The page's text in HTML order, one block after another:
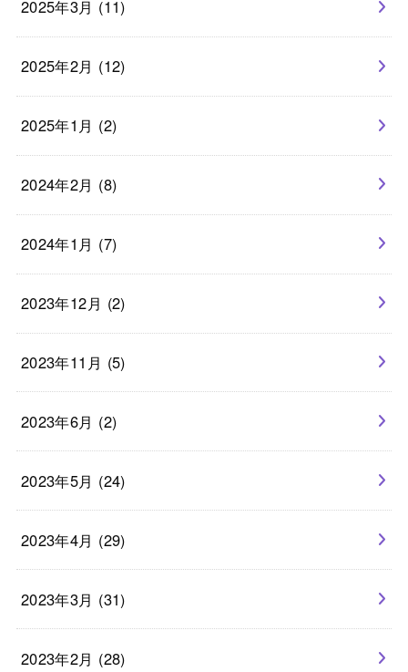
2025年3月 (11)
2025年2月 (12)
2025年1月 (2)
2024年2月 (8)
2024年1月 (7)
2023年12月 (2)
2023年11月 (5)
2023年6月 (2)
2023年5月 (24)
2023年4月 (29)
2023年3月 (31)
2023年2月 (28)